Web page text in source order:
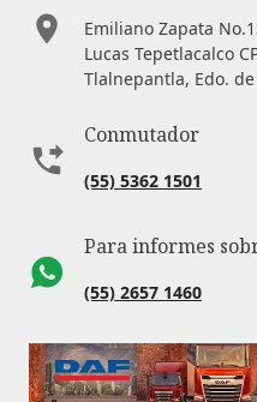
Emiliano Zapata
Lucas Tepetlacalco
Tlalnepantla, Edo.
Conmutador
(55) 5362 1501
Para informes
(55) 2657 1460
Correo electrónico